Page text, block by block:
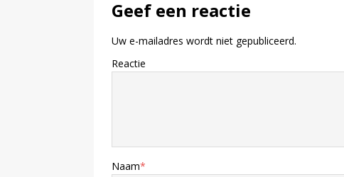
Geef een reactie
Uw e-mailadres wordt niet gepubliceerd.
Reactie
Naam*